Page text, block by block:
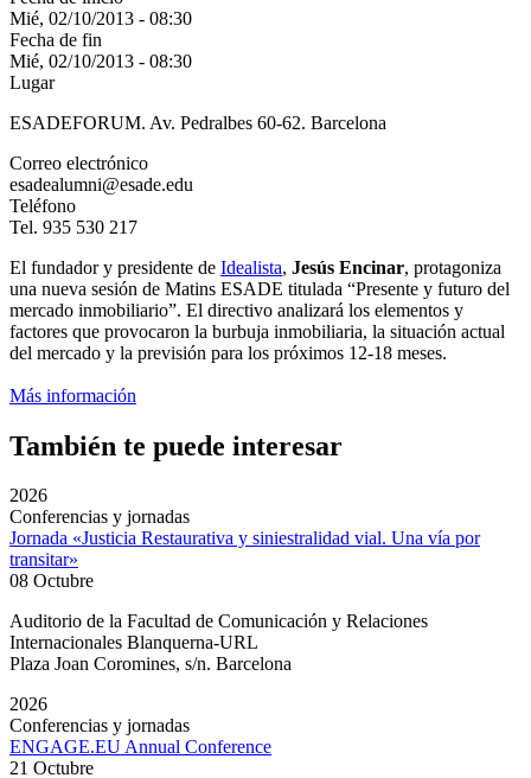
Mié, 02/10/2013 - 08:30
Fecha de fin
Mié, 02/10/2013 - 08:30
Lugar
ESADEFORUM. Av. Pedralbes 60-62. Barcelona
Correo electrónico
esadealumni@esade.edu
Teléfono
Tel. 935 530 217
El fundador y presidente de Idealista, Jesús Encinar, protagoniza
una nueva sesión de Matins ESADE titulada “Presente y futuro del
mercado inmobiliario”. El directivo analizará los elementos y
factores que provocaron la burbuja inmobiliaria, la situación actual
del mercado y la previsión para los próximos 12-18 meses.
Más información
También te puede interesar
2026
Conferencias y jornadas
Jornada «Justicia Restaurativa y siniestralidad vial. Una vía por
transitar»
08 Octubre
Auditorio de la Facultad de Comunicación y Relaciones
Internacionales Blanquerna-URL
Plaza Joan Coromines, s/n. Barcelona
2026
Conferencias y jornadas
ENGAGE.EU Annual Conference
21 Octubre